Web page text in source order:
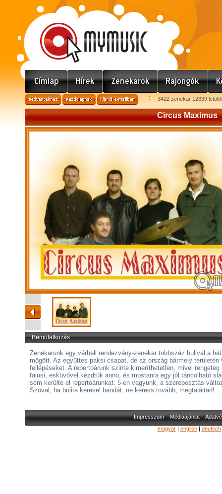
3422 zenekar 12339
Circus Maximus
Bemutatkozás
Zenekarunk egy vérbeli rendezvény-zenekar többszáz bulival a
mögött. Az együttes paksi csapat, de az ország bármely területén
fellépéseket. A repertoárunk szinte kimeríthetetlen, mivel rengeteg
falusi, esküvővel kezdtük anno, és mostanra egy jól táncolható
sem kerülte el repertoárunkat. 5-en vagyunk, a szereposztás
Szóval, ha bulira keresel bandát, ne keress tovább, megtaláltad!
Impresszum Médiaajánlat
magyar| english| deutsch